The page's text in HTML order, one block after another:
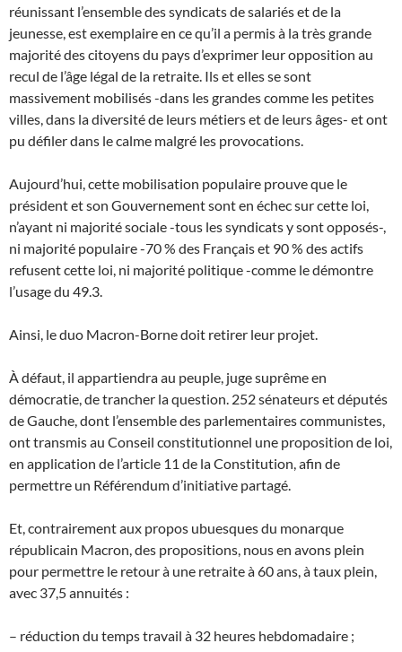
réunissant l’ensemble des syndicats de salariés et de la
jeunesse, est exemplaire en ce qu’il a permis à la très grande
majorité des citoyens du pays d’exprimer leur opposition au
recul de l’âge légal de la retraite. Ils et elles se sont
massivement mobilisés -dans les grandes comme les petites
villes, dans la diversité de leurs métiers et de leurs âges- et ont
pu défiler dans le calme malgré les provocations.
Aujourd’hui, cette mobilisation populaire prouve que le
président et son Gouvernement sont en échec sur cette loi,
n’ayant ni majorité sociale -tous les syndicats y sont opposés-,
ni majorité populaire -70 % des Français et 90 % des actifs
refusent cette loi, ni majorité politique -comme le démontre
l’usage du 49.3.
Ainsi, le duo Macron-Borne doit retirer leur projet.
À défaut, il appartiendra au peuple, juge suprême en
démocratie, de trancher la question. 252 sénateurs et députés
de Gauche, dont l’ensemble des parlementaires communistes,
ont transmis au Conseil constitutionnel une proposition de loi,
en application de l’article 11 de la Constitution, afin de
permettre un Référendum d’initiative partagé.
Et, contrairement aux propos ubuesques du monarque
républicain Macron, des propositions, nous en avons plein
pour permettre le retour à une retraite à 60 ans, à taux plein,
avec 37,5 annuités :
– réduction du temps travail à 32 heures hebdomadaire ;